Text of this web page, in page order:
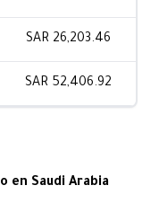
SAR 26,203.46
SAR 52,406.92
en Saudi Arabia